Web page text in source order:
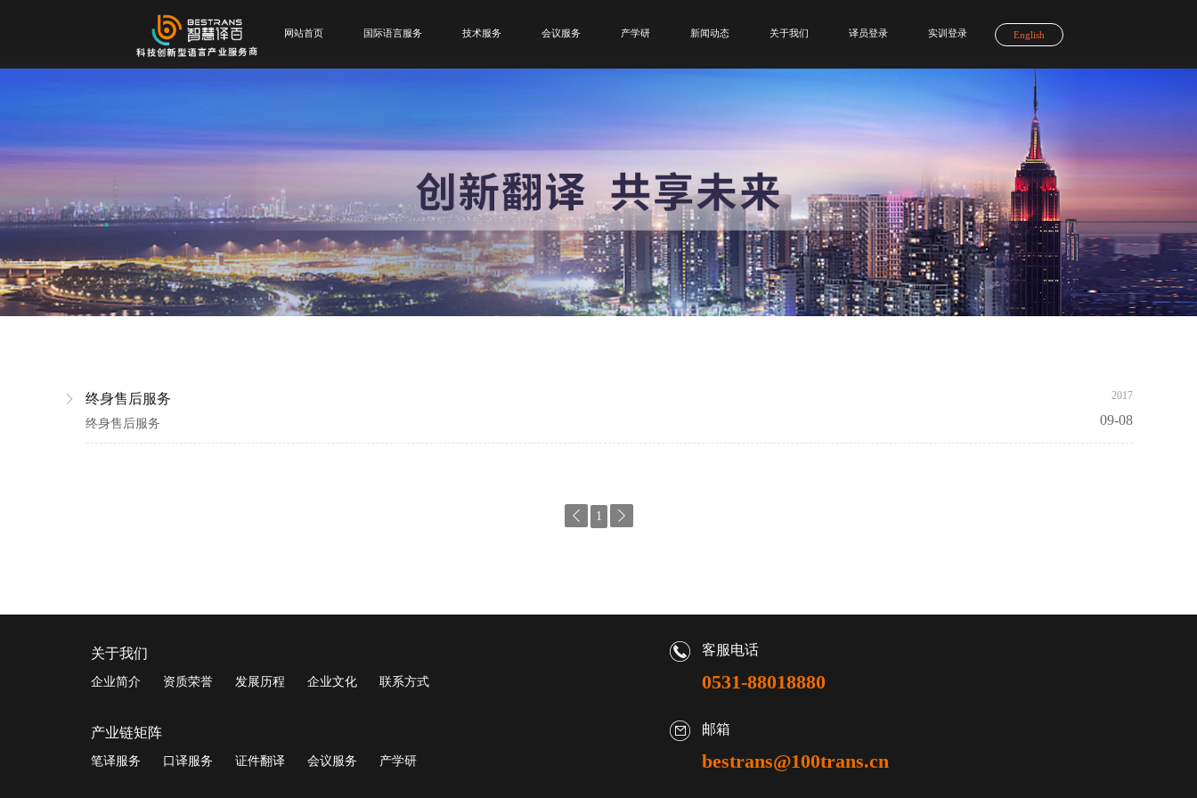
网站首页 国际语言服务 技术服务 会议服务 产学研 新闻动态 关于我们 译员登录 实训登录 English
2017
09-08
 终身售后服务
终身售后服务
 1 
关于我们
企业简介 资质荣誉 发展历程 企业文化 联系方式
客服电话
0531-88018880
产业链矩阵
笔译服务 口译服务 证件翻译 会议服务 产学研
邮箱
bestrans@100trans.cn